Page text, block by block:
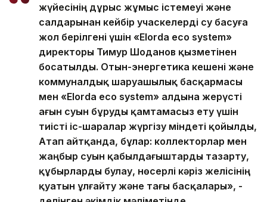
жүйесінің дұрыс жұмыс істемеуі және
салдарынан кейбір учаскелерді су басуға
жол берілгені үшін «Elorda eco system»
директоры Тимур Шоданов қызметінен
босатылды. Отын-энергетика кешені және
коммуналдық шаруашылық басқармасы
мен «Elorda eco system» алдына жерүсті
ағын суын бұруды қамтамасыз ету үшін
тиісті іс-шаралар жүргізу міндеті қойылды,
Атап айтқанда, бұлар: коллекторлар мен
жаңбыр суын қабылдағыштарды тазарту,
құбырларды булау, нөсерлі кәріз желісінің
қуатын ұлғайту және тағы басқалары», -